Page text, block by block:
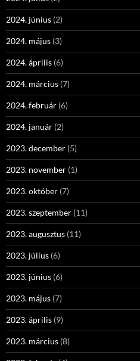
2024. június (2)
2024. május (3)
2024. április (6)
2024. március (7)
2024. február (6)
2024. január (2)
2023. december (5)
2023. november (1)
2023. október (7)
2023. szeptember (11)
2023. augusztus (11)
2023. július (6)
2023. június (6)
2023. május (7)
2023. április (9)
2023. március (8)